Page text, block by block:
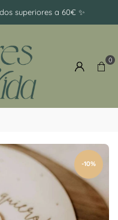
superiores a 60€ ✨
0
-10%